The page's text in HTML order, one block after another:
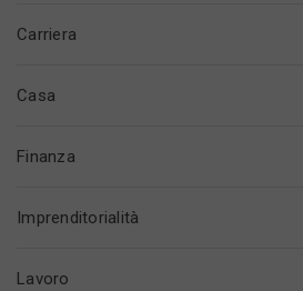
Carriera
Casa
Finanza
Imprenditorialità
Lavoro